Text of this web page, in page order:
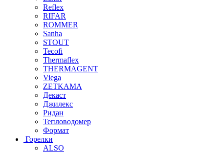
Reflex
RIFAR
ROMMER
Sanha
STOUT
Tecofi
Thermaflex
THERMAGENT
Viega
ZETKAMA
Декаст
Джилекс
Ридан
Тепловодомер
Формат
Горелки
ALSO